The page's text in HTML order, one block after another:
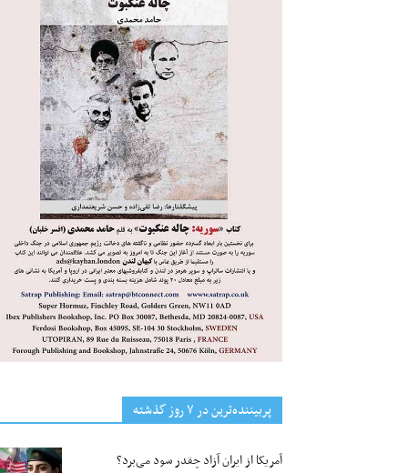
پربیننده‌ترین‌ در ۷ روز گذشته
آمریکا از ایران آزاد چقدر سود می‌برد؟